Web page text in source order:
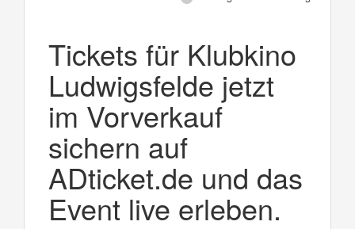
Tickets für Klubkino
Ludwigsfelde jetzt
im Vorverkauf
sichern auf
ADticket.de und das
Event live erleben.